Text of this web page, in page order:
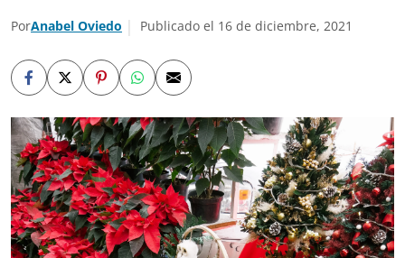
PorAnabel Oviedo Publicado el 16 de diciembre, 2021